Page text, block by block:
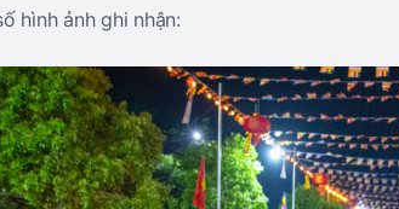
hình ảnh ghi nhận: